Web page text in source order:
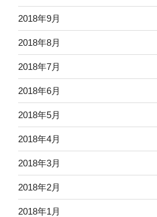
2018年9月
2018年8月
2018年7月
2018年6月
2018年5月
2018年4月
2018年3月
2018年2月
2018年1月